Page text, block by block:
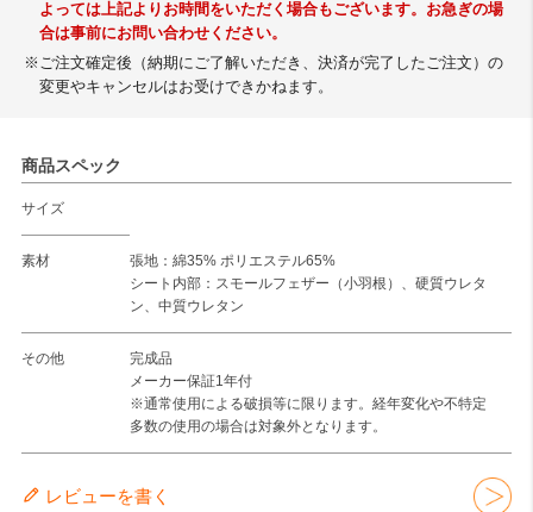
よっては上記よりお時間をいただく場合もございます。お急ぎの場
合は事前にお問い合わせください。
※ご注文確定後（納期にご了解いただき、決済が完了したご注文）の
変更やキャンセルはお受けできかねます。
商品スペック
サイズ
素材
張地：綿35% ポリエステル65%
シート内部：スモールフェザー（小羽根）、硬質ウレタ
ン、中質ウレタン
その他
完成品
メーカー保証1年付
※通常使用による破損等に限ります。経年変化や不特定
多数の使用の場合は対象外となります。
レビューを書く